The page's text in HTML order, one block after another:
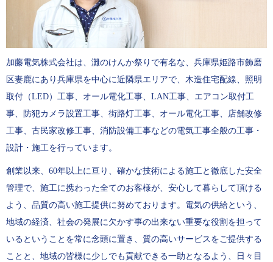
加藤電気株式会社は、灘のけんか祭りで有名な、兵庫県姫路市飾磨
区妻鹿にあり兵庫県を中心に近隣県エリアで、木造住宅配線、照明
取付（LED）工事、オール電化工事、LAN工事、エアコン取付工
事、防犯カメラ設置工事、街路灯工事、オール電化工事、店舗改修
工事、古民家改修工事、消防設備工事などの電気工事全般の工事・
設計・施工を行っています。
創業以来、60年以上に亘り、確かな技術による施工と徹底した安全
管理で、施工に携わった全てのお客様が、安心して暮らして頂ける
よう、品質の高い施工提供に努めております。電気の供給という、
地域の経済、社会の発展に欠かす事の出来ない重要な役割を担って
いるということを常に念頭に置き、質の高いサービスをご提供する
ことと、地域の皆様に少しでも貢献できる一助となるよう、日々目